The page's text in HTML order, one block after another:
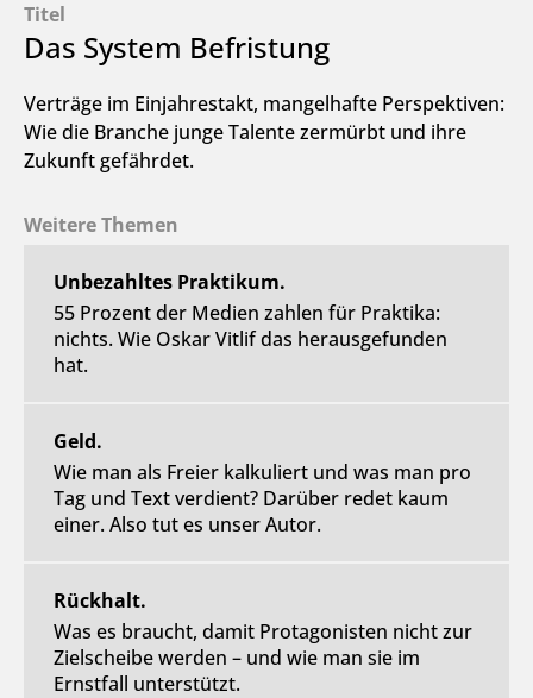
Titel
Das System Befristung
Verträge im Einjahrestakt, mangelhafte Perspektiven:
Wie die Branche junge Talente zermürbt und ihre
Zukunft gefährdet.
Weitere Themen
Unbezahltes Praktikum.
55 Prozent der Medien zahlen für Praktika:
nichts. Wie Oskar Vitlif das herausgefunden
hat.
Geld.
Wie man als Freier kalkuliert und was man pro
Tag und Text verdient? Darüber redet kaum
einer. Also tut es unser Autor.
Rückhalt.
Was es braucht, damit Protagonisten nicht zur
Zielscheibe werden – und wie man sie im
Ernstfall unterstützt.